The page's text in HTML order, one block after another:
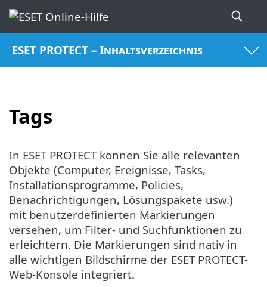
ESET PROTECT – Inhaltsverzeichnis
Tags
In ESET PROTECT können Sie alle relevanten
Objekte (Computer, Ereignisse, Tasks,
Installationsprogramme, Policies,
Benachrichtigungen, Lösungspakete usw.)
mit benutzerdefinierten Markierungen
versehen, um Filter- und Suchfunktionen zu
erleichtern. Die Markierungen sind nativ in
alle wichtigen Bildschirme der ESET PROTECT-
Web-Konsole integriert.